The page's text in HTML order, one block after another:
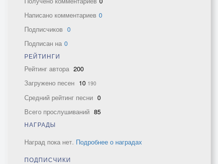
Написано комментариев 0
Подписчиков 0
Подписан на 0
РЕЙТИНГИ
Рейтинг автора 200
Загружено песен 10 190
Средний рейтинг песни 0
Всего прослушиваний 85
НАГРАДЫ
Наград пока нет. Подробнее о наградах
ПОДПИСЧИКИ